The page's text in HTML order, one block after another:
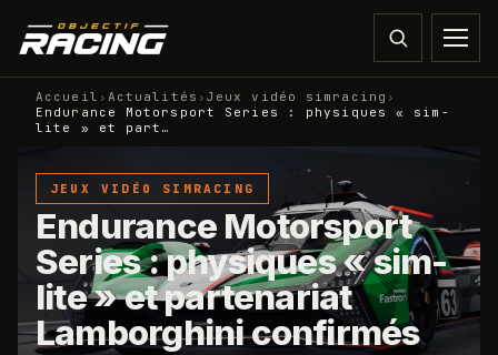
Accueil › Actualités › Jeux vidéo simracing ›
Endurance Motorsport Series : physiques « sim-
lite » et part…
JEUX VIDÉO SIMRACING
Endurance Motorsport
Series : physiques « sim-
lite » et partenariat
Lamborghini confirmés